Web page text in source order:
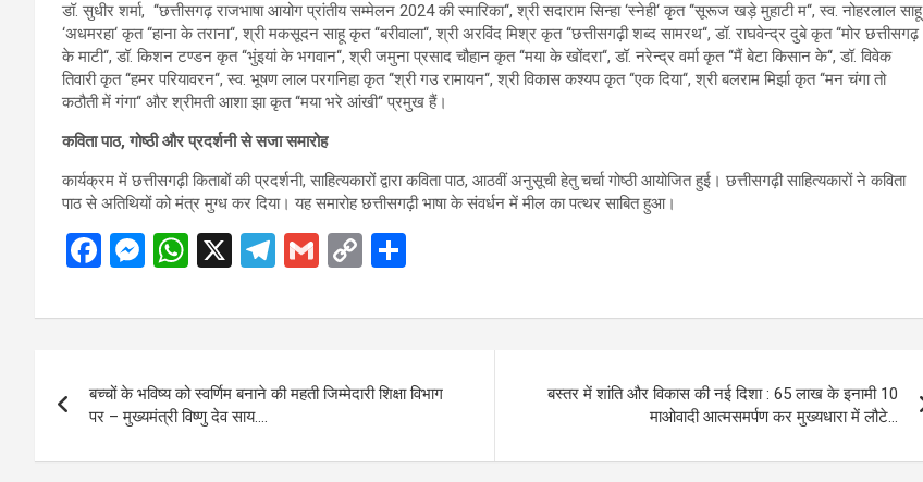
डॉ. सुधीर शर्मा, ‘‘छत्तीसगढ़ राजभाषा आयोग प्रांतीय सम्मेलन 2024 की स्मारिका‘‘, श्री सदाराम सिन्हा ‘स्नेही‘ कृत ‘‘सूरूज खड़े मुहाटी म‘‘, स्व. नोहरलाल साहू
‘अधमरहा‘ कृत ‘‘हाना के तराना‘‘, श्री मकसूदन साहू कृत ‘‘बरीवाला‘‘, श्री अरविंद मिश्र कृत ‘‘छत्तीसगढ़ी शब्द सामरथ‘‘, डॉ. राघवेन्द्र दुबे कृत ‘‘मोर छत्तीसगढ़
के माटी‘‘, डॉ. किशन टण्डन कृत ‘‘भुंइयां के भगवान‘‘, श्री जमुना प्रसाद चौहान कृत ‘‘मया के खोंदरा‘‘, डॉ. नरेन्द्र वर्मा कृत ‘‘मैं बेटा किसान के‘‘, डॉ. विवेक
तिवारी कृत ‘‘हमर परियावरन‘‘, स्व. भूषण लाल परगनिहा कृत ‘‘श्री गउ रामायन‘‘, श्री विकास कश्यप कृत ‘‘एक दिया‘‘, श्री बलराम मिर्झा कृत ‘‘मन चंगा तो
कठौती में गंगा‘‘ और श्रीमती आशा झा कृत ‘‘मया भरे आंखी‘‘ प्रमुख हैं।
कविता पाठ, गोष्ठी और प्रदर्शनी से सजा समारोह
कार्यक्रम में छत्तीसगढ़ी किताबों की प्रदर्शनी, साहित्यकारों द्वारा कविता पाठ, आठवीं अनुसूची हेतु चर्चा गोष्ठी आयोजित हुई। छत्तीसगढ़ी साहित्यकारों ने कविता
पाठ से अतिथियों को मंत्र मुग्ध कर दिया। यह समारोह छत्तीसगढ़ी भाषा के संवर्धन में मील का पत्थर साबित हुआ।
F
ce
o
o
k
M
se
g
er
W
at
A
p
p
X
T
e
a
G
ail
C
py
n
ar
navigation
बच्चों के भविष्य को स्वर्णिम बनाने की महती जिम्मेदारी शिक्षा विभाग
पर – मुख्यमंत्री विष्णु देव साय….
बस्तर में शांति और विकास की नई दिशा : 65 लाख के इनामी 10
माओवादी आत्मसमर्पण कर मुख्यधारा में लौटे…